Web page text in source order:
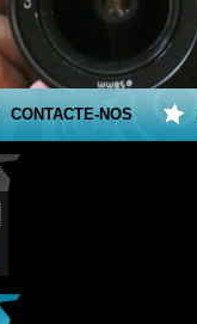
CONTACTE-NOS